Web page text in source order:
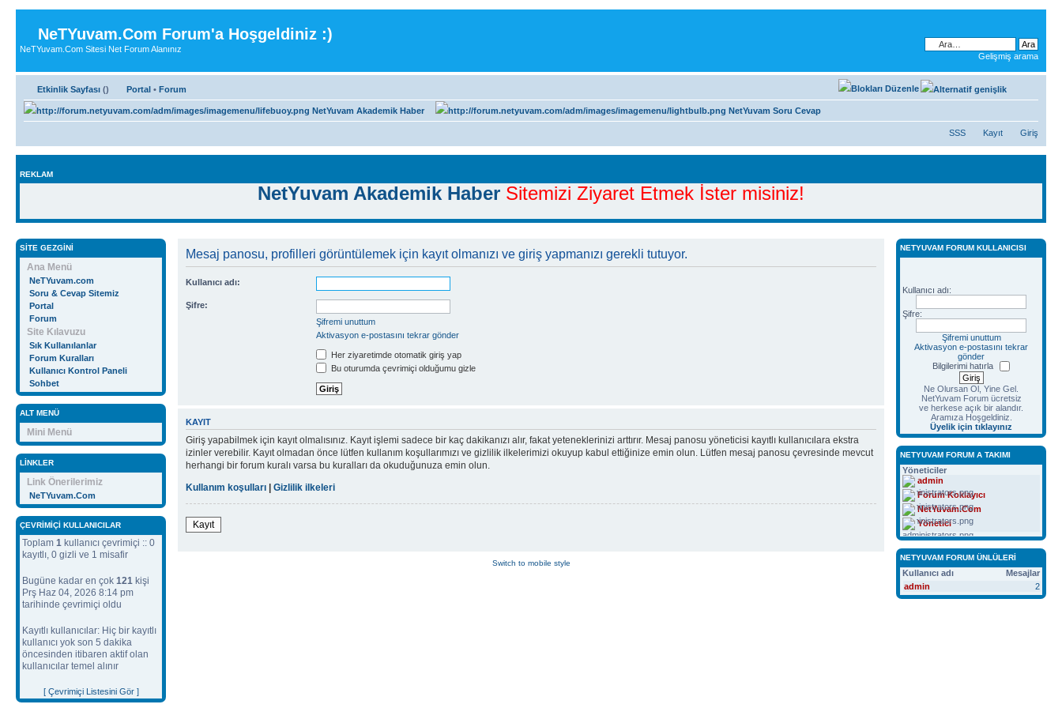
NeTYuvam.Com Forum'a Hoşgeldiniz :)
NeTYuvam.Com Sitesi Net Forum Alanınız
Gelişmiş arama
Etkinlik Sayfası () Portal • Forum
NetYuvam Akademik Haber NetYuvam Soru Cevap
SSS Kayıt Giriş
REKLAM
NetYuvam Akademik Haber Sitemizi Ziyaret Etmek İster misiniz!
SITE GEZGINI
Ana Menü
NeTYuvam.com
Soru & Cevap Sitemiz
Portal
Forum
Site Kılavuzu
Sık Kullanılanlar
Forum Kuralları
Kullanıcı Kontrol Paneli
Sohbet
ALT MENÜ
Mini Menü
LINKLER
Link Önerilerimiz
NeTYuvam.Com
ÇEVRIMIÇI KULLANICILAR
Toplam 1 kullanıcı çevrimiçi :: 0
kayıtlı, 0 gizli ve 1 misafir
Bugüne kadar en çok 121 kişi
Prş Haz 04, 2026 8:14 pm
tarihinde çevrimiçi oldu
Kayıtlı kullanıcılar: Hiç bir kayıtlı
kullanıcı yok son 5 dakika
öncesinden itibaren aktif olan
kullanıcılar temel alınır
[ Çevrimiçi Listesini Gör ]
Mesaj panosu, profilleri görüntülemek için kayıt olmanızı ve giriş yapmanızı gerekli tutuyor.
Kullanıcı adı:
Şifre:
Şifremi unuttum
Aktivasyon e-postasını tekrar gönder
Her ziyaretimde otomatik giriş yap
Bu oturumda çevrimiçi olduğumu gizle
KAYIT
Giriş yapabilmek için kayıt olmalısınız. Kayıt işlemi sadece bir kaç dakikanızı alır, fakat yeteneklerinizi arttırır. Mesaj panosu yöneticisi kayıtlı kullanıcılara ekstra
izinler verebilir. Kayıt olmadan önce lütfen kullanım koşullarımızı ve gizlilik ilkelerimizi okuyup kabul ettiğinize emin olun. Lütfen mesaj panosu çevresinde mevcut
herhangi bir forum kuralı varsa bu kuralları da okuduğunuza emin olun.
Kullanım koşulları
Gizlilik ilkeleri
Kayıt
Switch to mobile style
NETYUVAM FORUM KULLANICISI
Kullanıcı adı:
Şifre:
Şifremi unuttum
Aktivasyon e-postasını tekrar
gönder
Bilgilerimi hatırla
Ne Olursan Ol, Yine Gel.
NetYuvam Forum ücretsiz
ve herkese açık bir alandır.
Aramıza Hoşgeldiniz.
Üyelik için tıklayınız
NETYUVAM FORUM A TAKIMI
Yöneticiler
admin
Forum Koklayıcı
NetYuvam.Com
Yönetici
NETYUVAM FORUM ÜNLÜLERI
Kullanıcı adı
Mesajlar
admin
2